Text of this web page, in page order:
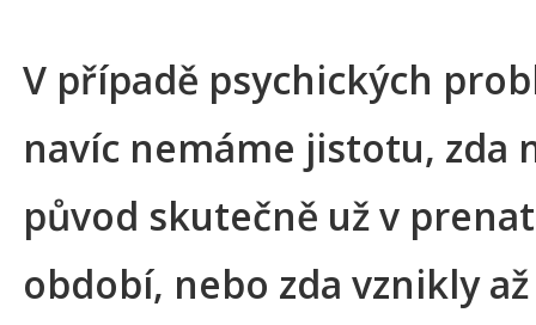
V případě psychických
navíc nemáme jistotu, zda
původ skutečně už v
období, nebo zda vznikly